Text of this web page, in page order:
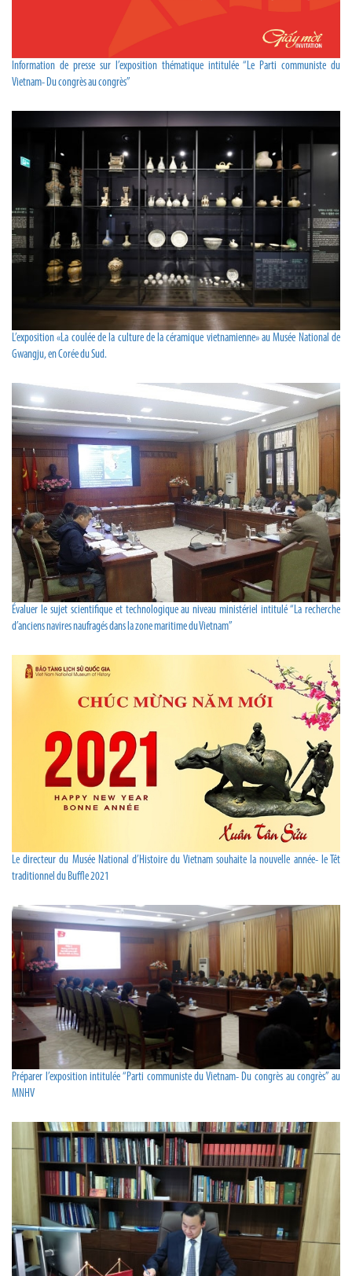
Information de presse sur l’exposition thématique intitulée “Le Parti communiste du
Vietnam- Du congrès au congrès”
L’exposition «La coulée de la culture de la céramique vietnamienne» au Musée National de
Gwangju, en Corée du Sud.
Évaluer le sujet scientifique et technologique au niveau ministériel intitulé “La recherche
d’anciens navires naufragés dans la zone maritime du Vietnam”
Le directeur du Musée National d’Histoire du Vietnam souhaite la nouvelle année- le Têt
traditionnel du Buffle 2021
Préparer l’exposition intitulée “Parti communiste du Vietnam- Du congrès au congrès” au
MNHV